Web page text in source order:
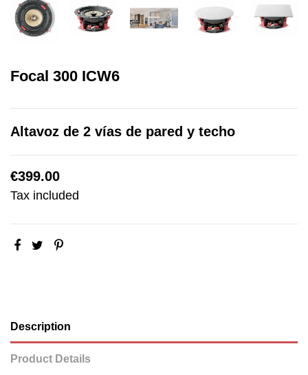
Focal 300 ICW6
Altavoz de 2 vías de pared y techo
€399.00
Tax included
Description
Product Details